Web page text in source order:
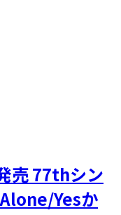
売 77thシン
Yesか